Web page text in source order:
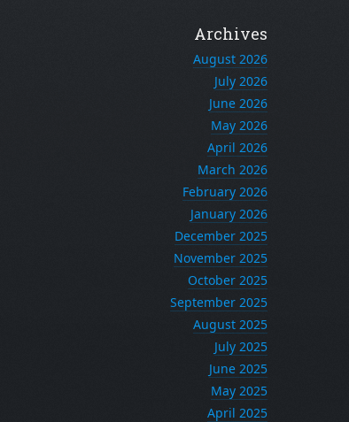
Archives
August 2026
July 2026
June 2026
May 2026
April 2026
March 2026
February 2026
January 2026
December 2025
November 2025
October 2025
September 2025
August 2025
July 2025
June 2025
May 2025
April 2025